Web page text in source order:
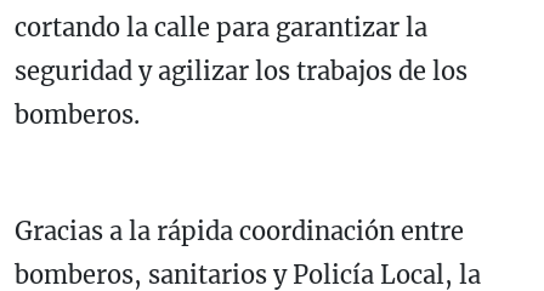
cortando la calle para garantizar la
seguridad y agilizar los trabajos de los
bomberos.
Gracias a la rápida coordinación entre
bomberos, sanitarios y Policía Local, la